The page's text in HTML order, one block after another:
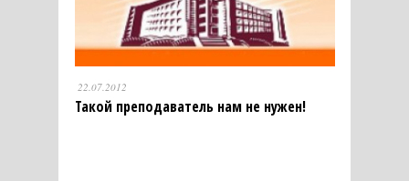
22.07.2012
Такой преподаватель нам не нужен!